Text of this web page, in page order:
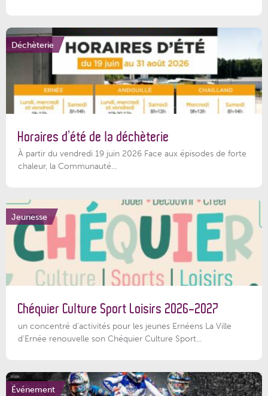
Déchèterie
Horaires d’été de la déchèterie
À partir du vendredi 19 juin 2026 Face aux épisodes de forte
chaleur, la Communauté...
Jeunesse
Chéquier Culture Sport Loisirs 2026-2027
un concentré d’activités pour les jeunes Ernéens La Ville
d’Ernée renouvelle son Chéquier Culture Sport...
Événement